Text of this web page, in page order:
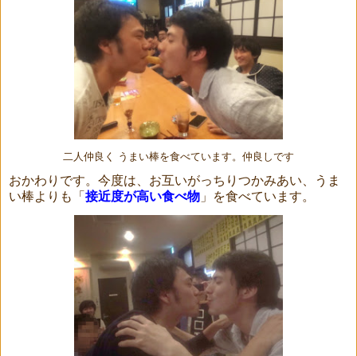
二人仲良く うまい棒を食べています。仲良しです
おかわりです。今度は、お互いがっちりつかみあい、うま
い棒よりも「 接近度が高い食べ物 」を食べています。